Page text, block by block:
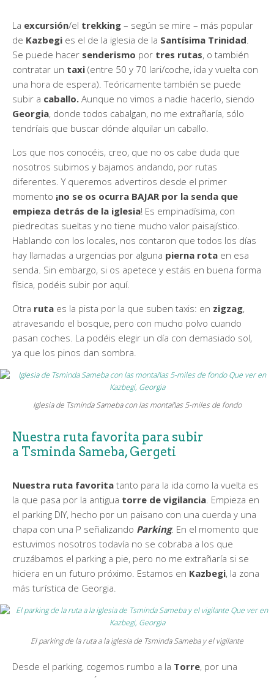
La excursión/el trekking – según se mire – más popular
de Kazbegi es el de la iglesia de la Santísima Trinidad
Se puede hacer senderismo por tres rutas, o también
contratar un taxi (entre 50 y 70 lari/coche, ida y vuelta con
una hora de espera). Teóricamente también se puede
subir a caballo. Aunque no vimos a nadie hacerlo, siendo
Georgia, donde todos cabalgan, no me extrañaría, sólo
tendríais que buscar dónde alquilar un caballo.
Los que nos conocéis, creo, que no os cabe duda que
nosotros subimos y bajamos andando, por rutas
diferentes. Y queremos advertiros desde el primer
momento ¡no se os ocurra BAJAR por la senda que
empieza detrás de la iglesia! Es empinadísima, con
piedrecitas sueltas y no tiene mucho valor paisajístico.
Hablando con los locales, nos contaron que todos los días
hay llamadas a urgencias por alguna pierna rota en esa
senda. Sin embargo, si os apetece y estáis en buena forma
física, podéis subir por aquí.
Otra ruta es la pista por la que suben taxis: en zigzag,
atravesando el bosque, pero con mucho polvo cuando
pasan coches. La podéis elegir un día con demasiado sol,
ya que los pinos dan sombra.
Iglesia de Tsminda Sameba con las montañas 5-miles de fondo
Nuestra ruta favorita para subir
a Tsminda Sameba, Gergeti
Nuestra ruta favorita tanto para la ida como la vuelta es
la que pasa por la antigua torre de vigilancia. Empieza en
el parking DIY, hecho por un paisano con una cuerda y una
chapa con una P señalizando Parking. En el momento que
estuvimos nosotros todavía no se cobraba a los que
cruzábamos el parking a pie, pero no me extrañaría si se
hiciera en un futuro próximo. Estamos en Kazbegi, la zona
más turística de Georgia.
El parking de la ruta a la iglesia de Tsminda Sameba y el vigilante
Desde el parking, cogemos rumbo a la Torre, por una